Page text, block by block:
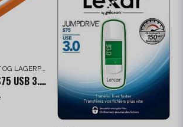
HUKOMMELSESKORT OG LAGERPLADS
Lexar Jumpdrive S75 USB 3.0 32 GB